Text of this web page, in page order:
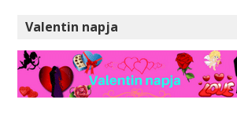
Valentin napja